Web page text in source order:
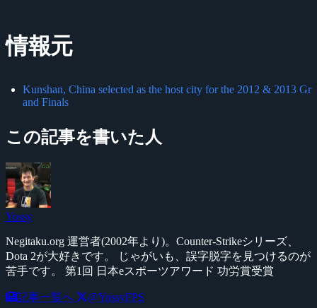
情報元
Kunshan, China selected as the host city for the 2012 & 2013 Gr
and Finals
この記事を書いた人
Yossy
Negitaku.org 運営者(2002年より)。Counter-Strikeシリーズ、
Dota 2が大好きです。 じゃがいも、誤字脱字を見つけるのが
苦手です。 第1回 日本eスポーツアワード 功労賞受賞
記事一覧へ @YossyFPS